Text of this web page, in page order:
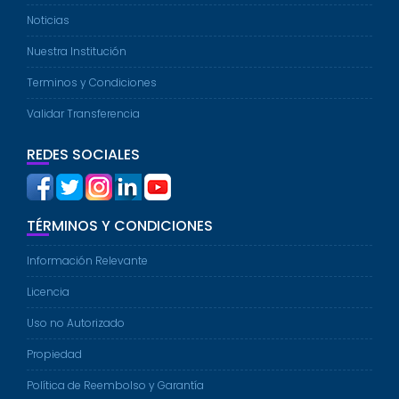
Noticias
Nuestra Institución
Terminos y Condiciones
Validar Transferencia
REDES SOCIALES
TÉRMINOS Y CONDICIONES
Información Relevante
Licencia
Uso no Autorizado
Propiedad
Política de Reembolso y Garantía